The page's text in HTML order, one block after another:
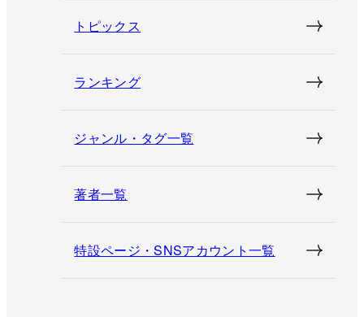
トピックス
ランキング
ジャンル・タグ一覧
著者一覧
特設ページ・SNSアカウント一覧